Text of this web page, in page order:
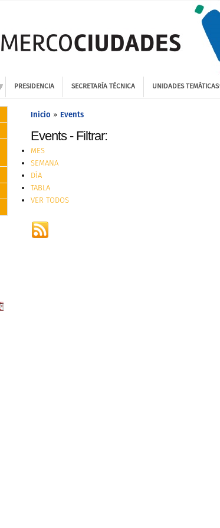
PRESIDENCIA SECRETARÍA TÉCNICA UNIDADES TEMÁTICAS
Inicio » Events
Events - Filtrar:
MES
SEMANA
DÍA
TABLA
VER TODOS